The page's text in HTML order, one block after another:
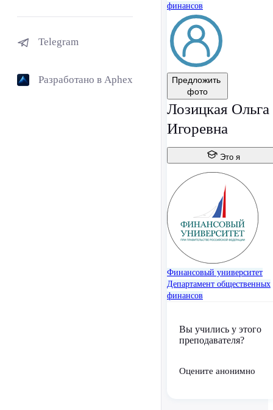
Telegram
Разработано в Aphex
финансов
Предложить
фото
Лозицкая Ольга
Игоревна
Это я
Финансовый университет
Департамент общественных
финансов
Вы учились у этого
преподавателя?
Оцените анонимно